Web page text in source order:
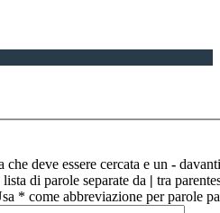
deve essere cercata e un -
di parole separate da | tra
* come abbreviazione per parole